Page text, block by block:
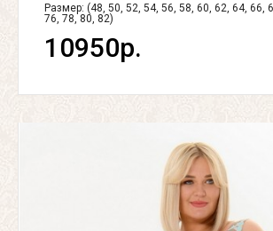
Размер: (48, 50, 52, 54, 56, 58, 60, 62, 64, 66,
76, 78, 80, 82)
10950р.